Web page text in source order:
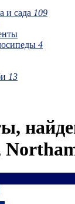
и сада 109
4
13